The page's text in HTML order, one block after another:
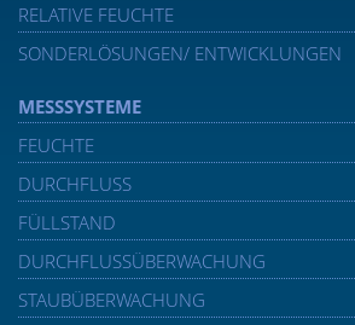
RELATIVE FEUCHTE
SONDERLÖSUNGEN/ ENTWICKLUNGEN
MESSSYSTEME
FEUCHTE
DURCHFLUSS
FÜLLSTAND
DURCHFLUSSÜBERWACHUNG
STAUBÜBERWACHUNG